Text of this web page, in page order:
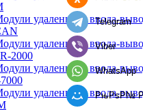
удаленного ввода-
удаленного ввода-
2000
удаленного ввода-
удаленного ввода-
Telegram
Viber
WhatsApp
РњРѕР№